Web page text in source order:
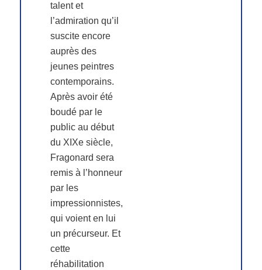
talent et
l’admiration qu’il
suscite encore
auprès des
jeunes peintres
contemporains.
Après avoir été
boudé par le
public au début
du XIXe siècle,
Fragonard sera
remis à l’honneur
par les
impressionnistes,
qui voient en lui
un précurseur. Et
cette
réhabilitation